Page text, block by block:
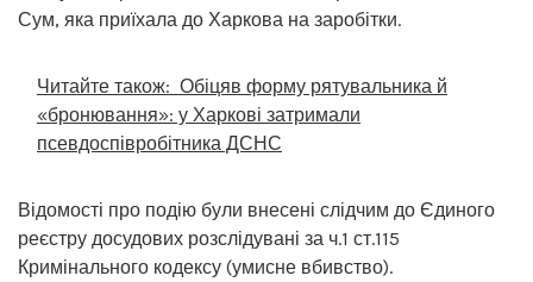
Сум, яка приїхала до Харкова на заробітки.
Читайте також: Обіцяв форму рятувальника й
«бронювання»: у Харкові затримали
псевдоспівробітника ДСНС
Відомості про подію були внесені слідчим до Єдиного
реєстру досудових розслідувані за ч.1 ст.115
Кримінального кодексу (умисне вбивство).